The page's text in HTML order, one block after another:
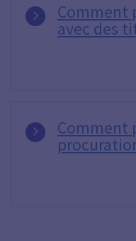
Comment
avec des
Comment